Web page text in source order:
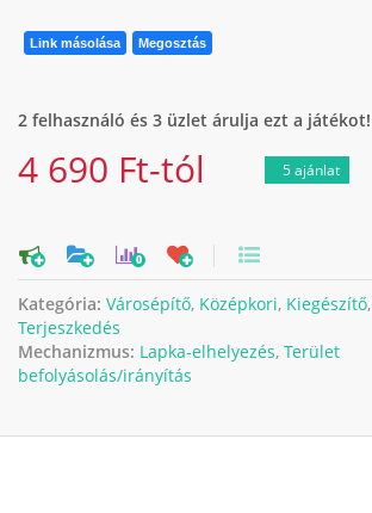
Link másolása Megosztás
2 felhasználó és 3 üzlet árulja ezt a játékot!
4 690 Ft-tól 5 ajánlat
0
Kategória: Városépítő, Középkori, Kiegészítő,
Terjeszkedés
Mechanizmus: Lapka-elhelyezés, Terület
befolyásolás/irányítás